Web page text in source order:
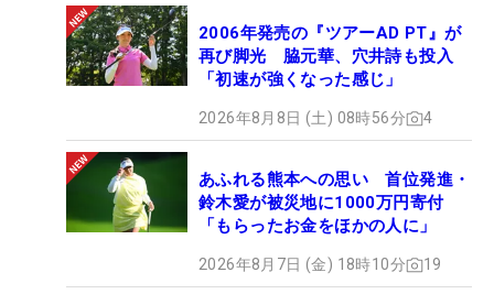
2006年発売の『ツアーAD PT』が
再び脚光 脇元華、穴井詩も投入
「初速が強くなった感じ」
2026年8月8日 (土) 08時56分 4
あふれる熊本への思い 首位発進・
鈴木愛が被災地に1000万円寄付
「もらったお金をほかの人に」
2026年8月7日 (金) 18時10分 19